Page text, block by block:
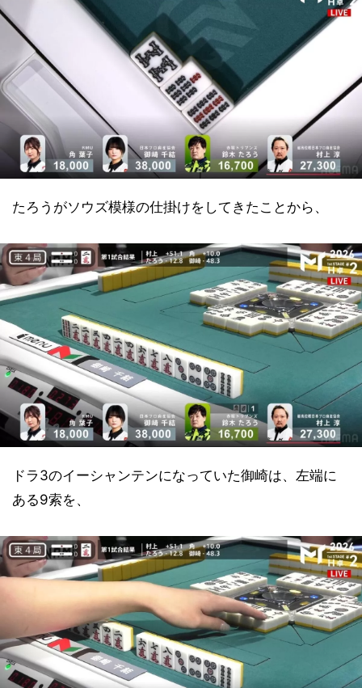
たろうがソウズ模様の仕掛けをしてきたことから、
ドラ3のイーシャンテンになっていた御崎は、左端に
ある9索を、